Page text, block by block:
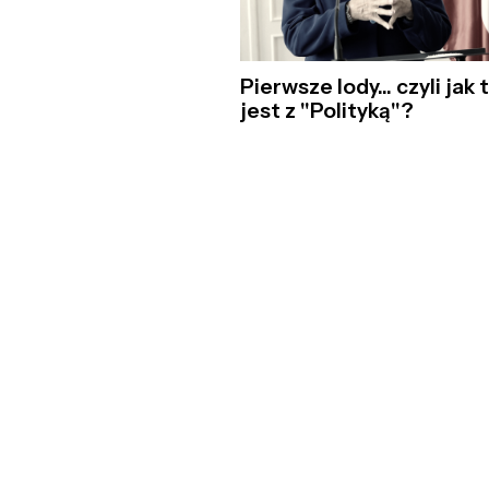
Pierwsze lody... czyli jak
jest z "Polityką"?